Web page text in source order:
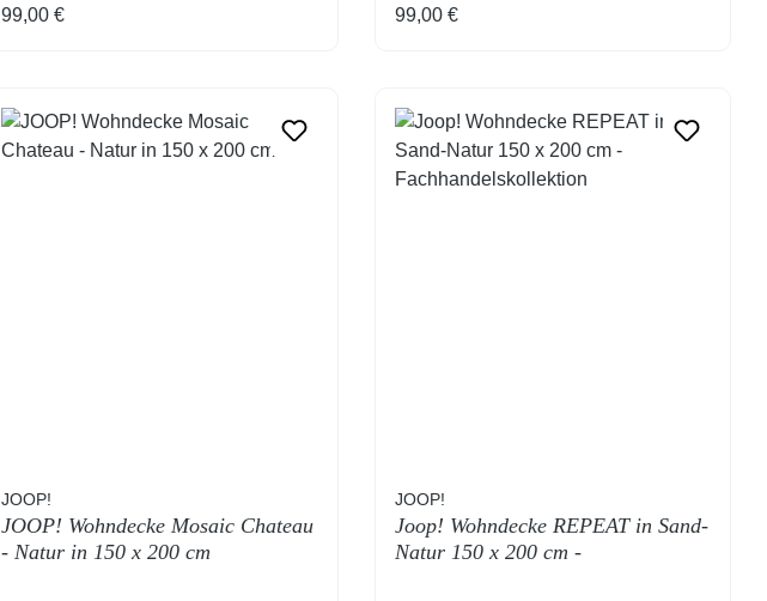
Regulärer Preis:
99,00 €
Regulärer Preis:
99,00 €
JOOP!
JOOP! Wohndecke Mosaic Chateau
- Natur in 150 x 200 cm
JOOP!
Joop! Wohndecke REPEAT in Sand-
Natur 150 x 200 cm -